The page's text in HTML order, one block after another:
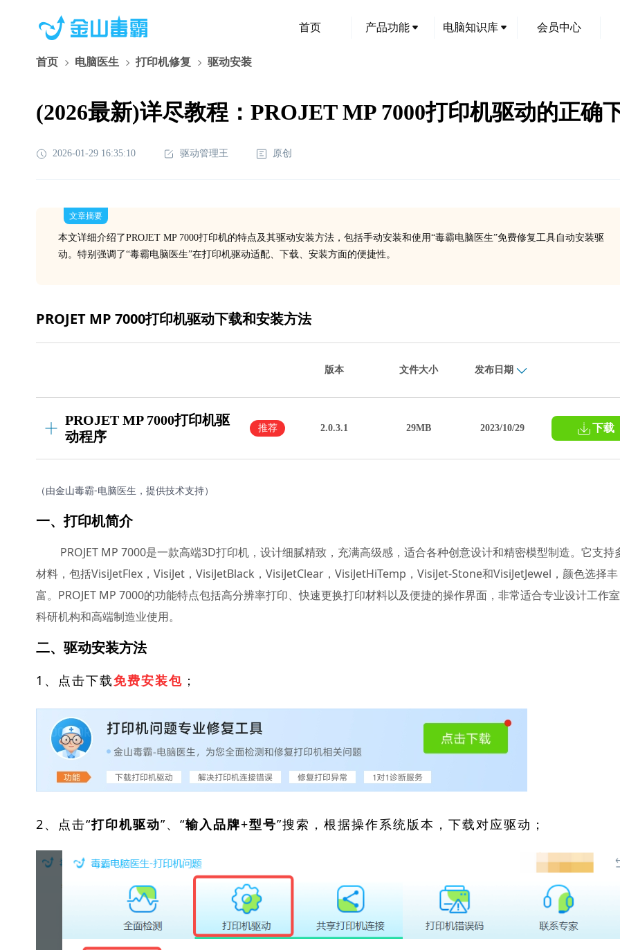
首页 产品功能 电脑知识库 会员中心
首页 电脑医生 打印机修复 驱动安装
(2026最新)详尽教程：PROJET MP 7000打印机驱动的正确
2026-01-29 16:35:10 驱动管理王 原创
文章摘要
本文详细介绍了PROJET MP 7000打印机的特点及其驱动安装方法，包括手动安装和使用“毒霸电脑医生”免费修复工具自动安装驱
动。特别强调了“毒霸电脑医生”在打印机驱动适配、下载、安装方面的便捷性。
PROJET MP 7000打印机驱动下载和安装方法
版本 文件大小 发布日期
PROJET MP 7000打印机驱
动程序
推荐 2.0.3.1 29MB 2023/10/29 下载
（由金山毒霸-电脑医生，提供技术支持）
一、打印机简介
PROJET MP 7000是一款高端3D打印机，设计细腻精致，充满高级感，适合各种创意设计和精密模型制造。它支持
材料，包括VisiJetFlex，VisiJet，VisiJetBlack，VisiJetClear，VisiJetHiTemp，VisiJet-Stone和VisiJetJewel，颜色选择丰
富。PROJET MP 7000的功能特点包括高分辨率打印、快速更换打印材料以及便捷的操作界面，非常适合专业设计工作
科研机构和高端制造业使用。
二、驱动安装方法
1、点击下载免费安装包 ；
2、点击“打印机驱动”、“输入品牌+型号”搜索，根据操作系统版本，下载对应驱动；